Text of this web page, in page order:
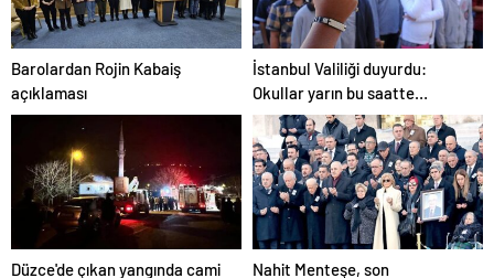
Barolardan Rojin Kabaiş
açıklaması
İstanbul Valiliği duyurdu:
Okullar yarın bu saatte
kapanacak
Düzce'de çıkan yangında cami
Nahit Menteşe, son